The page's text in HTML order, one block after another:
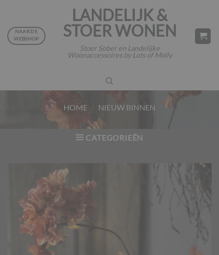
inhoud
LANDELIJK &
STOER WONEN
Stoer Sober en Landelijke
Woonaccessoires by Lots of Molly
NAAR DE
WEBSHOP
HOME NIEUW BINNEN
CATEGORIEËN